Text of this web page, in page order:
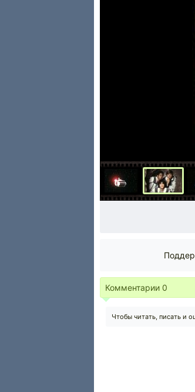
Комментарии 0
Чтобы читать, писать и